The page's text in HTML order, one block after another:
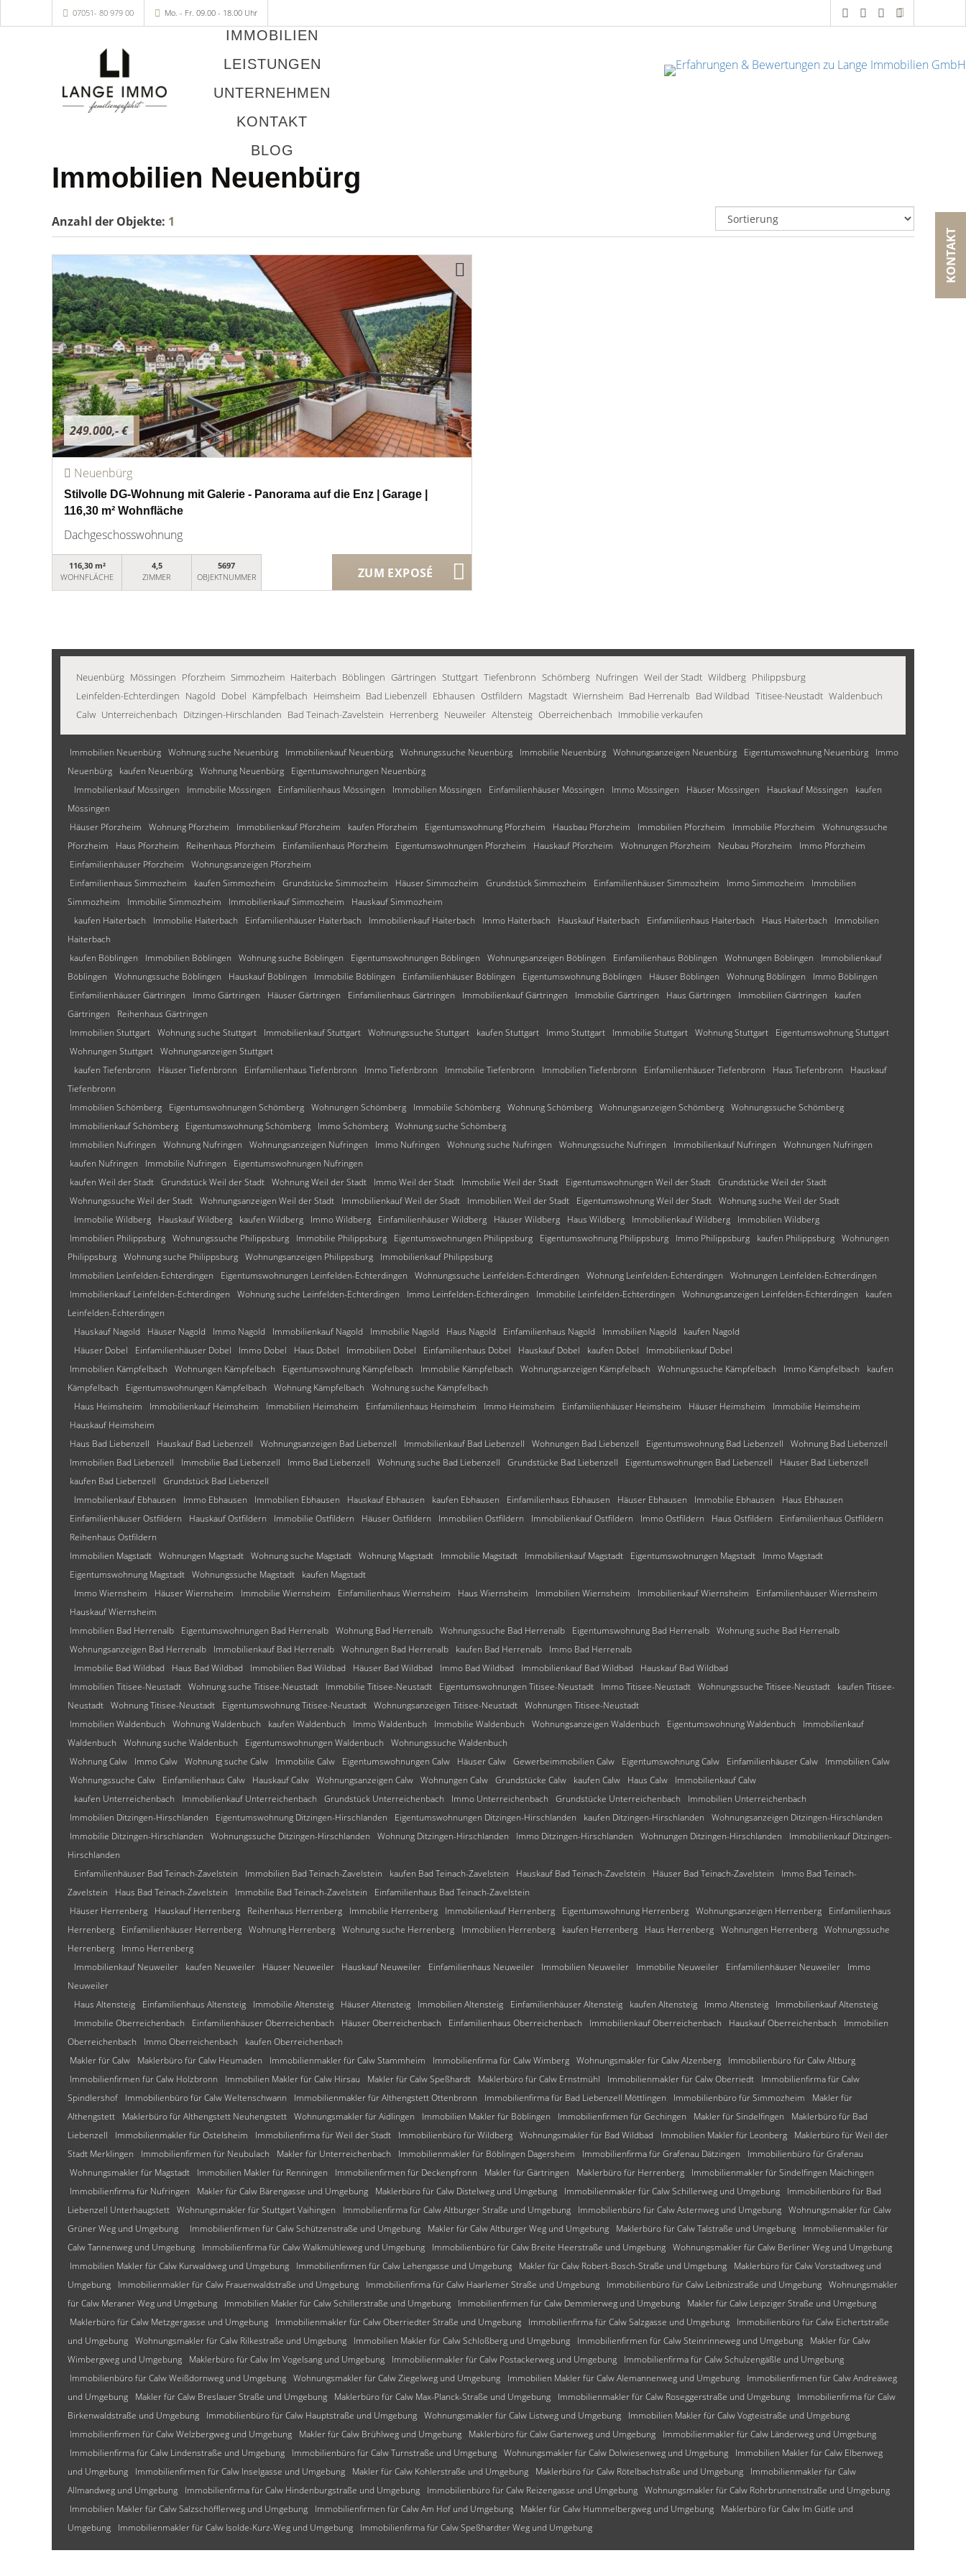
KONTAKT
07051- 80 979 00 Mo. - Fr. 09.00 - 18.00 Uhr
IMMOBILIEN
LEISTUNGEN
UNTERNEHMEN
KONTAKT
BLOG
Immobilien Neuenbürg
Anzahl der Objekte: 1
249.000,- €
Neuenbürg
Stilvolle DG-Wohnung mit Galerie - Panorama auf die Enz | Garage |
116,30 m² Wohnfläche
Dachgeschosswohnung
116,30 m²
WOHNFLÄCHE
4,5
ZIMMER
5697
OBJEKTNUMMER
ZUM EXPOSÉ
Neuenbürg Mössingen Pforzheim Simmozheim Haiterbach Böblingen Gärtringen Stuttgart Tiefenbronn Schömberg Nufringen Weil der Stadt Wildberg Philippsburg
Leinfelden-Echterdingen Nagold Dobel Kämpfelbach Heimsheim Bad Liebenzell Ebhausen Ostfildern Magstadt Wiernsheim Bad Herrenalb Bad Wildbad Titisee-Neustadt Waldenbuch
Calw Unterreichenbach Ditzingen-Hirschlanden Bad Teinach-Zavelstein Herrenberg Neuweiler Altensteig Oberreichenbach Immobilie verkaufen
Immobilien Neuenbürg Wohnung suche Neuenbürg Immobilienkauf Neuenbürg Wohnungssuche Neuenbürg Immobilie Neuenbürg Wohnungsanzeigen Neuenbürg Eigentumswohnung Neuenbürg
Immo
Neuenbürg
kaufen Neuenbürg Wohnung Neuenbürg
Eigentumswohnungen Neuenbürg
Immobilienkauf Mössingen
Immobilie Mössingen Einfamilienhaus Mössingen Immobilien Mössingen Einfamilienhäuser Mössingen Immo Mössingen Häuser Mössingen Hauskauf Mössingen
kaufen
Mössingen
Häuser Pforzheim
Wohnung Pforzheim Immobilienkauf Pforzheim kaufen Pforzheim Eigentumswohnung Pforzheim Hausbau Pforzheim Immobilien Pforzheim Immobilie Pforzheim
Wohnungssuche
Pforzheim
Haus Pforzheim Reihenhaus Pforzheim Einfamilienhaus Pforzheim Eigentumswohnungen Pforzheim Hauskauf Pforzheim Wohnungen Pforzheim Neubau Pforzheim
Immo Pforzheim
Einfamilienhäuser Pforzheim
Wohnungsanzeigen Pforzheim
Einfamilienhaus Simmozheim
kaufen Simmozheim Grundstücke Simmozheim Häuser Simmozheim Grundstück Simmozheim Einfamilienhäuser Simmozheim Immo Simmozheim
Immobilien
Simmozheim
Immobilie Simmozheim Immobilienkauf Simmozheim
Hauskauf Simmozheim
kaufen Haiterbach
Immobilie Haiterbach Einfamilienhäuser Haiterbach Immobilienkauf Haiterbach Immo Haiterbach Hauskauf Haiterbach Einfamilienhaus Haiterbach Haus Haiterbach
Immobilien
Haiterbach
kaufen Böblingen
Immobilien Böblingen Wohnung suche Böblingen Eigentumswohnungen Böblingen Wohnungsanzeigen Böblingen Einfamilienhaus Böblingen Wohnungen Böblingen
Immobilienkauf
Böblingen
Wohnungssuche Böblingen Hauskauf Böblingen Immobilie Böblingen Einfamilienhäuser Böblingen Eigentumswohnung Böblingen Häuser Böblingen Wohnung Böblingen
Immo Böblingen
Einfamilienhäuser Gärtringen
Immo Gärtringen Häuser Gärtringen Einfamilienhaus Gärtringen Immobilienkauf Gärtringen Immobilie Gärtringen Haus Gärtringen Immobilien Gärtringen
kaufen
Gärtringen
Reihenhaus Gärtringen
Immobilien Stuttgart Wohnung suche Stuttgart Immobilienkauf Stuttgart Wohnungssuche Stuttgart kaufen Stuttgart Immo Stuttgart Immobilie Stuttgart Wohnung Stuttgart
Eigentumswohnung Stuttgart
Wohnungen Stuttgart Wohnungsanzeigen Stuttgart
kaufen Tiefenbronn
Häuser Tiefenbronn Einfamilienhaus Tiefenbronn Immo Tiefenbronn Immobilie Tiefenbronn Immobilien Tiefenbronn Einfamilienhäuser Tiefenbronn Haus Tiefenbronn
Hauskauf
Tiefenbronn
Immobilien Schömberg
Eigentumswohnungen Schömberg Wohnungen Schömberg Immobilie Schömberg Wohnung Schömberg Wohnungsanzeigen Schömberg Wohnungssuche Schömberg
Immobilienkauf Schömberg
Eigentumswohnung Schömberg Immo Schömberg Wohnung suche Schömberg
Immobilien Nufringen
Wohnung Nufringen Wohnungsanzeigen Nufringen Immo Nufringen Wohnung suche Nufringen Wohnungssuche Nufringen Immobilienkauf Nufringen
Wohnungen Nufringen
kaufen Nufringen
Immobilie Nufringen
Eigentumswohnungen Nufringen
kaufen Weil der Stadt Grundstück Weil der Stadt Wohnung Weil der Stadt Immo Weil der Stadt Immobilie Weil der Stadt Eigentumswohnungen Weil der Stadt Grundstücke Weil der Stadt
Wohnungssuche Weil der Stadt Wohnungsanzeigen Weil der Stadt Immobilienkauf Weil der Stadt Immobilien Weil der Stadt Eigentumswohnung Weil der Stadt Wohnung suche Weil der Stadt
Immobilie Wildberg
Hauskauf Wildberg kaufen Wildberg Immo Wildberg Einfamilienhäuser Wildberg Häuser Wildberg Haus Wildberg Immobilienkauf Wildberg
Immobilien Wildberg
Immobilien Philippsburg Wohnungssuche Philippsburg Immobilie Philippsburg Eigentumswohnungen Philippsburg Eigentumswohnung Philippsburg Immo Philippsburg kaufen Philippsburg Wohnungen
Philippsburg Wohnung suche Philippsburg Wohnungsanzeigen Philippsburg
Immobilienkauf Philippsburg
Immobilien Leinfelden-Echterdingen
Eigentumswohnungen Leinfelden-Echterdingen Wohnungssuche Leinfelden-Echterdingen Wohnung Leinfelden-Echterdingen
Wohnungen Leinfelden-Echterdingen
Immobilienkauf Leinfelden-Echterdingen
Wohnung suche Leinfelden-Echterdingen Immo Leinfelden-Echterdingen Immobilie Leinfelden-Echterdingen Wohnungsanzeigen Leinfelden-Echterdingen
kaufen
Leinfelden-Echterdingen
Hauskauf Nagold
Häuser Nagold Immo Nagold Immobilienkauf Nagold Immobilie Nagold Haus Nagold Einfamilienhaus Nagold Immobilien Nagold
kaufen Nagold
Häuser Dobel
Einfamilienhäuser Dobel Immo Dobel Haus Dobel Immobilien Dobel Einfamilienhaus Dobel Hauskauf Dobel kaufen Dobel
Immobilienkauf Dobel
Immobilien Kämpfelbach
Wohnungen Kämpfelbach Eigentumswohnung Kämpfelbach Immobilie Kämpfelbach Wohnungsanzeigen Kämpfelbach Wohnungssuche Kämpfelbach Immo Kämpfelbach
kaufen
Kämpfelbach
Eigentumswohnungen Kämpfelbach Wohnung Kämpfelbach
Wohnung suche Kämpfelbach
Haus Heimsheim
Immobilienkauf Heimsheim Immobilien Heimsheim Einfamilienhaus Heimsheim Immo Heimsheim Einfamilienhäuser Heimsheim Häuser Heimsheim
Immobilie Heimsheim
Hauskauf Heimsheim
Haus Bad Liebenzell
Hauskauf Bad Liebenzell Wohnungsanzeigen Bad Liebenzell Immobilienkauf Bad Liebenzell Wohnungen Bad Liebenzell Eigentumswohnung Bad Liebenzell
Wohnung Bad Liebenzell
Immobilien Bad Liebenzell
Immobilie Bad Liebenzell Immo Bad Liebenzell Wohnung suche Bad Liebenzell Grundstücke Bad Liebenzell Eigentumswohnungen Bad Liebenzell
Häuser Bad Liebenzell
kaufen Bad Liebenzell
Grundstück Bad Liebenzell
Immobilienkauf Ebhausen
Immo Ebhausen Immobilien Ebhausen Hauskauf Ebhausen kaufen Ebhausen Einfamilienhaus Ebhausen Häuser Ebhausen Immobilie Ebhausen
Haus Ebhausen
Einfamilienhäuser Ostfildern
Hauskauf Ostfildern Immobilie Ostfildern Häuser Ostfildern Immobilien Ostfildern Immobilienkauf Ostfildern Immo Ostfildern Haus Ostfildern
Einfamilienhaus Ostfildern
Reihenhaus Ostfildern
Immobilien Magstadt Wohnungen Magstadt Wohnung suche Magstadt Wohnung Magstadt Immobilie Magstadt Immobilienkauf Magstadt Eigentumswohnungen Magstadt
Immo Magstadt
Eigentumswohnung Magstadt Wohnungssuche Magstadt
kaufen Magstadt
Immo Wiernsheim
Häuser Wiernsheim Immobilie Wiernsheim Einfamilienhaus Wiernsheim Haus Wiernsheim Immobilien Wiernsheim Immobilienkauf Wiernsheim
Einfamilienhäuser Wiernsheim
Hauskauf Wiernsheim
Immobilien Bad Herrenalb
Eigentumswohnungen Bad Herrenalb Wohnung Bad Herrenalb Wohnungssuche Bad Herrenalb Eigentumswohnung Bad Herrenalb Wohnung suche Bad Herrenalb
Wohnungsanzeigen Bad Herrenalb
Immobilienkauf Bad Herrenalb Wohnungen Bad Herrenalb kaufen Bad Herrenalb
Immo Bad Herrenalb
Immobilie Bad Wildbad
Haus Bad Wildbad Immobilien Bad Wildbad Häuser Bad Wildbad Immo Bad Wildbad Immobilienkauf Bad Wildbad
Hauskauf Bad Wildbad
Immobilien Titisee-Neustadt Wohnung suche Titisee-Neustadt Immobilie Titisee-Neustadt Eigentumswohnungen Titisee-Neustadt Immo Titisee-Neustadt Wohnungssuche Titisee-Neustadt
kaufen Titisee-
Neustadt Wohnung Titisee-Neustadt Eigentumswohnung Titisee-Neustadt Wohnungsanzeigen Titisee-Neustadt Wohnungen Titisee-Neustadt
Immobilien Waldenbuch
Wohnung Waldenbuch kaufen Waldenbuch Immo Waldenbuch Immobilie Waldenbuch Wohnungsanzeigen Waldenbuch Eigentumswohnung Waldenbuch
Immobilienkauf
Waldenbuch
Wohnung suche Waldenbuch Eigentumswohnungen Waldenbuch
Wohnungssuche Waldenbuch
Wohnung Calw
Immo Calw Wohnung suche Calw Immobilie Calw Eigentumswohnungen Calw Häuser Calw Gewerbeimmobilien Calw Eigentumswohnung Calw Einfamilienhäuser Calw
Immobilien Calw
Wohnungssuche Calw
Einfamilienhaus Calw Hauskauf Calw Wohnungsanzeigen Calw Wohnungen Calw Grundstücke Calw kaufen Calw Haus Calw
Immobilienkauf Calw
kaufen Unterreichenbach
Immobilienkauf Unterreichenbach Grundstück Unterreichenbach Immo Unterreichenbach Grundstücke Unterreichenbach
Immobilien Unterreichenbach
Immobilien Ditzingen-Hirschlanden
Eigentumswohnung Ditzingen-Hirschlanden Eigentumswohnungen Ditzingen-Hirschlanden kaufen Ditzingen-Hirschlanden
Wohnungsanzeigen Ditzingen-Hirschlanden
Immobilie Ditzingen-Hirschlanden
Wohnungssuche Ditzingen-Hirschlanden Wohnung Ditzingen-Hirschlanden Immo Ditzingen-Hirschlanden Wohnungen Ditzingen-Hirschlanden
Immobilienkauf Ditzingen-
Hirschlanden
Einfamilienhäuser Bad Teinach-Zavelstein
Immobilien Bad Teinach-Zavelstein kaufen Bad Teinach-Zavelstein Hauskauf Bad Teinach-Zavelstein Häuser Bad Teinach-Zavelstein
Immo Bad Teinach-
Zavelstein
Haus Bad Teinach-Zavelstein Immobilie Bad Teinach-Zavelstein
Einfamilienhaus Bad Teinach-Zavelstein
Häuser Herrenberg
Hauskauf Herrenberg Reihenhaus Herrenberg Immobilie Herrenberg Immobilienkauf Herrenberg Eigentumswohnung Herrenberg Wohnungsanzeigen Herrenberg
Einfamilienhaus
Herrenberg
Einfamilienhäuser Herrenberg Wohnung Herrenberg Wohnung suche Herrenberg Immobilien Herrenberg kaufen Herrenberg Haus Herrenberg Wohnungen Herrenberg Wohnungssuche
Herrenberg
Immo Herrenberg
Immobilienkauf Neuweiler
kaufen Neuweiler Häuser Neuweiler Hauskauf Neuweiler Einfamilienhaus Neuweiler Immobilien Neuweiler Immobilie Neuweiler Einfamilienhäuser Neuweiler
Immo
Neuweiler
Haus Altensteig
Einfamilienhaus Altensteig Immobilie Altensteig Häuser Altensteig Immobilien Altensteig Einfamilienhäuser Altensteig kaufen Altensteig Immo Altensteig
Immobilienkauf Altensteig
Immobilie Oberreichenbach
Einfamilienhäuser Oberreichenbach Häuser Oberreichenbach Einfamilienhaus Oberreichenbach Immobilienkauf Oberreichenbach Hauskauf Oberreichenbach
Immobilien
Oberreichenbach
Immo Oberreichenbach
kaufen Oberreichenbach
Makler für Calw
Maklerbüro für Calw Heumaden Immobilienmakler für Calw Stammheim Immobilienfirma für Calw Wimberg Wohnungsmakler für Calw Alzenberg
Immobilienbüro für Calw Altburg
Immobilienfirmen für Calw Holzbronn
Immobilien Makler für Calw Hirsau Makler für Calw Speßhardt Maklerbüro für Calw Ernstmühl Immobilienmakler für Calw Oberriedt
Immobilienfirma für Calw
Spindlershof
Immobilienbüro für Calw Weltenschwann Immobilienmakler für Althengstett Ottenbronn Immobilienfirma für Bad Liebenzell Möttlingen Immobilienbüro für Simmozheim
Makler für
Althengstett
Maklerbüro für Althengstett Neuhengstett Wohnungsmakler für Aidlingen Immobilien Makler für Böblingen Immobilienfirmen für Gechingen Makler für Sindelfingen
Maklerbüro für Bad
Liebenzell
Immobilienmakler für Ostelsheim Immobilienfirma für Weil der Stadt Immobilienbüro für Wildberg Wohnungsmakler für Bad Wildbad Immobilien Makler für Leonberg
Maklerbüro für Weil der
Stadt Merklingen
Immobilienfirmen für Neubulach Makler für Unterreichenbach Immobilienmakler für Böblingen Dagersheim Immobilienfirma für Grafenau Dätzingen
Immobilienbüro für Grafenau
Wohnungsmakler für Magstadt
Immobilien Makler für Renningen Immobilienfirmen für Deckenpfronn Makler für Gärtringen Maklerbüro für Herrenberg
Immobilienmakler für Sindelfingen Maichingen
Immobilienfirma für Nufringen
Makler für Calw Bärengasse und Umgebung Maklerbüro für Calw Distelweg und Umgebung Immobilienmakler für Calw Schillerweg und Umgebung
Immobilienbüro für Bad
Liebenzell Unterhaugstett Wohnungsmakler für Stuttgart Vaihingen Immobilienfirma für Calw Altburger Straße und Umgebung Immobilienbüro für Calw Asternweg und Umgebung Wohnungsmakler für Calw
Grüner Weg und Umgebung
Immobilienfirmen für Calw Schützenstraße und Umgebung Makler für Calw Altburger Weg und Umgebung Maklerbüro für Calw Talstraße und Umgebung
Immobilienmakler für
Calw Tannenweg und Umgebung
Immobilienfirma für Calw Walkmühleweg und Umgebung Immobilienbüro für Calw Breite Heerstraße und Umgebung Wohnungsmakler für Calw Berliner Weg und Umgebung
Immobilien Makler für Calw Kurwaldweg und Umgebung
Immobilienfirmen für Calw Lehengasse und Umgebung Makler für Calw Robert-Bosch-Straße und Umgebung
Maklerbüro für Calw Vorstadtweg und
Umgebung
Immobilienmakler für Calw Frauenwaldstraße und Umgebung Immobilienfirma für Calw Haarlemer Straße und Umgebung Immobilienbüro für Calw Leibnizstraße und Umgebung Wohnungsmakler
für Calw Meraner Weg und Umgebung
Immobilien Makler für Calw Schillerstraße und Umgebung Immobilienfirmen für Calw Demmlerweg und Umgebung
Makler für Calw Leipziger Straße und Umgebung
Maklerbüro für Calw Metzgergasse und Umgebung
Immobilienmakler für Calw Oberriedter Straße und Umgebung Immobilienfirma für Calw Salzgasse und Umgebung
Immobilienbüro für Calw Eichertstraße
und Umgebung Wohnungsmakler für Calw Rilkestraße und Umgebung Immobilien Makler für Calw Schloßberg und Umgebung Immobilienfirmen für Calw Steinrinneweg und Umgebung
Makler für Calw
Wimbergweg und Umgebung
Maklerbüro für Calw Im Vogelsang und Umgebung Immobilienmakler für Calw Postackerweg und Umgebung
Immobilienfirma für Calw Schulzengäßle und Umgebung
Immobilienbüro für Calw Weißdornweg und Umgebung Wohnungsmakler für Calw Ziegelweg und Umgebung Immobilien Makler für Calw Alemannenweg und Umgebung
Immobilienfirmen für Calw Andreäweg
und Umgebung
Makler für Calw Breslauer Straße und Umgebung Maklerbüro für Calw Max-Planck-Straße und Umgebung Immobilienmakler für Calw Roseggerstraße und Umgebung
Immobilienfirma für Calw
Birkenwaldstraße und Umgebung
Immobilienbüro für Calw Hauptstraße und Umgebung Wohnungsmakler für Calw Listweg und Umgebung
Immobilien Makler für Calw Vogteistraße und Umgebung
Immobilienfirmen für Calw Welzbergweg und Umgebung
Makler für Calw Brühlweg und Umgebung Maklerbüro für Calw Gartenweg und Umgebung
Immobilienmakler für Calw Länderweg und Umgebung
Immobilienfirma für Calw Lindenstraße und Umgebung
Immobilienbüro für Calw Turnstraße und Umgebung Wohnungsmakler für Calw Dolwiesenweg und Umgebung
Immobilien Makler für Calw Elbenweg
und Umgebung
Immobilienfirmen für Calw Inselgasse und Umgebung Makler für Calw Kohlerstraße und Umgebung Maklerbüro für Calw Rötelbachstraße und Umgebung
Immobilienmakler für Calw
Allmandweg und Umgebung
Immobilienfirma für Calw Hindenburgstraße und Umgebung Immobilienbüro für Calw Reizengasse und Umgebung Wohnungsmakler für Calw Rohrbrunnenstraße und Umgebung
Immobilien Makler für Calw Salzschöfflerweg und Umgebung
Immobilienfirmen für Calw Am Hof und Umgebung Makler für Calw Hummelbergweg und Umgebung
Maklerbüro für Calw Im Gütle und
Umgebung
Immobilienmakler für Calw Isolde-Kurz-Weg und Umgebung Immobilienfirma für Calw Speßhardter Weg und Umgebung